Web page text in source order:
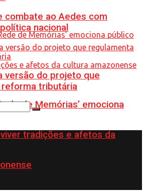
de Memórias’ emociona
tradições e afetos da
combate ao Aedes com
nacional
versão do projeto que
tributária